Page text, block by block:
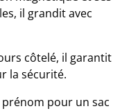
il grandit avec
côtelé, il garantit
la sécurité.
pour un sac